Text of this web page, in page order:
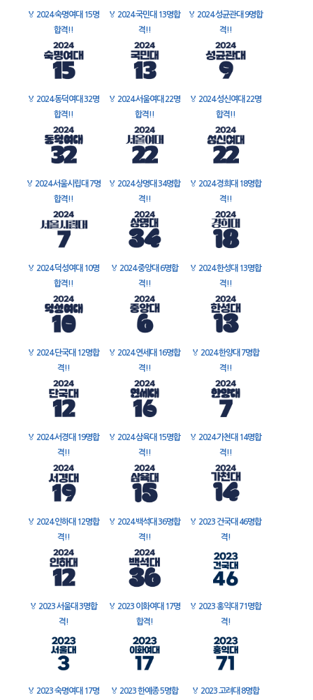
🏅 2024 숙명여대 15명
합격!!
🏅 2024 국민대 13명합
격!!
🏅 2024 성균관대 9명합
격!!
🏅 2024 동덕여대 32명
합격!!
🏅 2024 서울여대 22명
합격!!
🏅 2024 성신여대 22명
합격!!
🏅 2024 서울시립대 7명
합격!!
🏅 2024 상명대 34명합
격!!
🏅 2024 경희대 18명합
격!!
🏅 2024 덕성여대 10명
합격!!
🏅 2024 중앙대 6명합
격!!
🏅 2024 한성대 13명합
격!!
🏅 2024 단국대 12명합
격!!
🏅 2024 연세대 16명합
격!!
🏅 2024 한양대 7명합
격!!
🏅 2024 서경대 19명합
격!!
🏅 2024 삼육대 15명합
격!!
🏅 2024 가천대 14명합
격!!
🏅 2024 인하대 12명합
격!!
🏅 2024 백석대 36명합
격!!
🏅 2023 건국대 46명합
격!
🏅 2023 서울대 3명합
격!
🏅 2023 이화여대 17명
합격!
🏅 2023 홍익대 71명합
격!
🏅 2023 숙명여대 17명
🏅 2023 한예종 5명합
🏅 2023 고려대 8명합